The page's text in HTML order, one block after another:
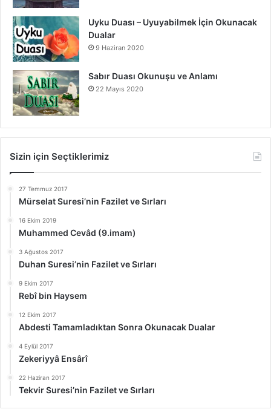
Uyku Duası – Uyuyabilmek İçin Okunacak
Dualar
9 Haziran 2020
Sabır Duası Okunuşu ve Anlamı
22 Mayıs 2020
Sizin için Seçtiklerimiz
27 Temmuz 2017
Mürselat Suresi’nin Fazilet ve Sırları
16 Ekim 2019
Muhammed Cevâd (9.imam)
3 Ağustos 2017
Duhan Suresi’nin Fazilet ve Sırları
9 Ekim 2017
Rebî bin Haysem
12 Ekim 2017
Abdesti Tamamladıktan Sonra Okunacak Dualar
4 Eylül 2017
Zekeriyyâ Ensârî
22 Haziran 2017
Tekvir Suresi’nin Fazilet ve Sırları